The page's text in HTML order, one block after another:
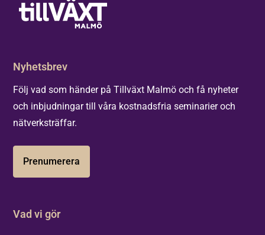
Nyhetsbrev
Följ vad som händer på Tillväxt Malmö och få nyheter
och inbjudningar till våra kostnadsfria seminarier och
nätverksträffar.
Prenumerera
Vad vi gör